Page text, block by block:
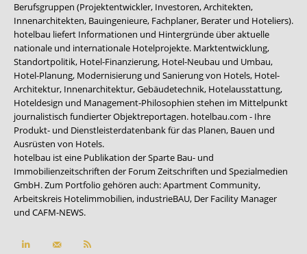
Berufsgruppen (Projektentwickler, Investoren, Architekten,
Innenarchitekten, Bauingenieure, Fachplaner, Berater und Hoteliers).
hotelbau liefert Informationen und Hintergründe über aktuelle
nationale und internationale Hotelprojekte. Marktentwicklung,
Standortpolitik, Hotel-Finanzierung, Hotel-Neubau und Umbau,
Hotel-Planung, Modernisierung und Sanierung von Hotels, Hotel-
Architektur, Innenarchitektur, Gebäudetechnik, Hotelausstattung,
Hoteldesign und Management-Philosophien stehen im Mittelpunkt
journalistisch fundierter Objektreportagen. hotelbau.com - Ihre
Produkt- und Dienstleisterdatenbank für das Planen, Bauen und
Ausrüsten von Hotels.
hotelbau ist eine Publikation der Sparte Bau- und
Immobilienzeitschriften der Forum Zeitschriften und Spezialmedien
GmbH. Zum Portfolio gehören auch:Apartment Community,
Arbeitskreis Hotelimmobilien, industrieBAU, Der Facility Manager
und CAFM-NEWS.